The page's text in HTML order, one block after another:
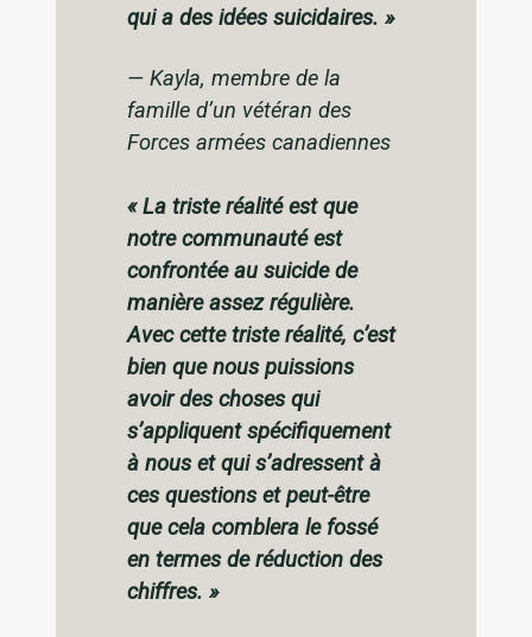
qui a des idées suicidaires. »
— Kayla, membre de la
famille d’un vétéran des
Forces armées canadiennes
«La triste réalité est que
notre communauté est
confrontée au suicide de
manière assez régulière.
Avec cette triste réalité, c’est
bien que nous puissions
avoir des choses qui
s’appliquent spécifiquement
à nous et qui s’adressent à
ces questions et peut-être
que cela comblera le fossé
en termes de réduction des
chiffres. »